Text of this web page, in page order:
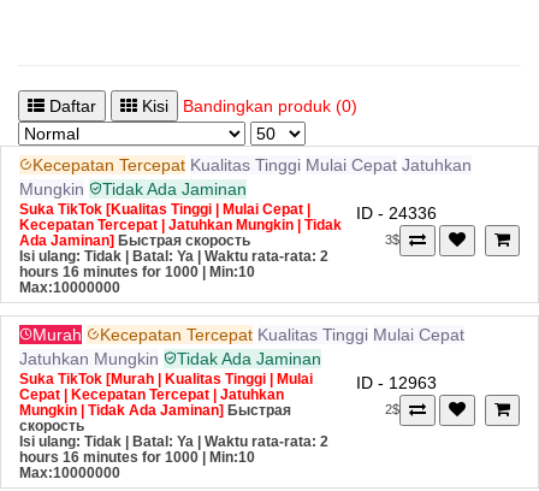
Daftar Kisi Bandingkan produk (0)
Kecepatan Tercepat Kualitas Tinggi Mulai Cepat Jatuhkan
Mungkin
Tidak Ada Jaminan
Suka TikTok [Kualitas Tinggi | Mulai Cepat |
Kecepatan Tercepat | Jatuhkan Mungkin | Tidak
Ada Jaminan] Быстрая скорость
Isi ulang: Tidak | Batal: Ya | Waktu rata-rata: 2
hours 16 minutes for 1000
| Min:10
Max:10000000
ID - 24336
3$
Murah Kecepatan Tercepat Kualitas Tinggi Mulai Cepat
Jatuhkan Mungkin
Tidak Ada Jaminan
Suka TikTok [Murah | Kualitas Tinggi | Mulai
Cepat | Kecepatan Tercepat | Jatuhkan
Mungkin | Tidak Ada Jaminan] Быстрая
скорость
Isi ulang: Tidak | Batal: Ya | Waktu rata-rata: 2
hours 16 minutes for 1000
| Min:10
Max:10000000
ID - 12963
2$